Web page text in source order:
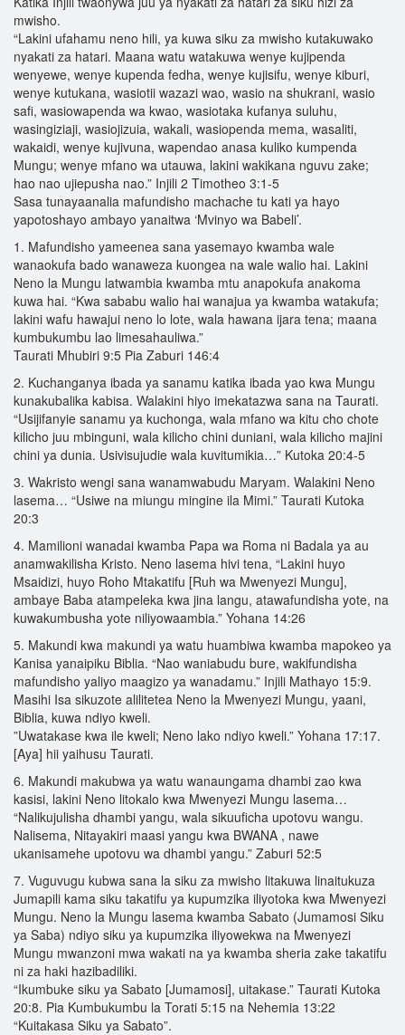
mwisho.
“Lakini ufahamu neno hili, ya kuwa siku za mwisho kutakuwako
nyakati za hatari. Maana watu watakuwa wenye kujipenda
wenyewe, wenye kupenda fedha, wenye kujisifu, wenye kiburi,
wenye kutukana, wasiotii wazazi wao, wasio na shukrani, wasio
safi, wasiowapenda wa kwao, wasiotaka kufanya suluhu,
wasingiziaji, wasiojizuia, wakali, wasiopenda mema, wasaliti,
wakaidi, wenye kujivuna, wapendao anasa kuliko kumpenda
Mungu; wenye mfano wa utauwa, lakini wakikana nguvu zake;
hao nao ujiepusha nao.” Injili 2 Timotheo 3:1-5
Sasa tunayaanalia mafundisho machache tu kati ya hayo
yapotoshayo ambayo yanaitwa ‘Mvinyo wa Babeli’.
1. Mafundisho yameenea sana yasemayo kwamba wale
wanaokufa bado wanaweza kuongea na wale walio hai. Lakini
Neno la Mungu latwambia kwamba mtu anapokufa anakoma
kuwa hai. “Kwa sababu walio hai wanajua ya kwamba watakufa;
lakini wafu hawajui neno lo lote, wala hawana ijara tena; maana
kumbukumbu lao limesahauliwa.”
Taurati Mhubiri 9:5 Pia Zaburi 146:4
2. Kuchanganya ibada ya sanamu katika ibada yao kwa Mungu
kunakubalika kabisa. Walakini hiyo imekatazwa sana na Taurati.
“Usijifanyie sanamu ya kuchonga, wala mfano wa kitu cho chote
kilicho juu mbinguni, wala kilicho chini duniani, wala kilicho majini
chini ya dunia. Usivisujudie wala kuvitumikia…” Kutoka 20:4-5
3. Wakristo wengi sana wanamwabudu Maryam. Walakini Neno
lasema… “Usiwe na miungu mingine ila Mimi.” Taurati Kutoka
20:3
4. Mamilioni wanadai kwamba Papa wa Roma ni Badala ya au
anamwakilisha Kristo. Neno lasema hivi tena, “Lakini huyo
Msaidizi, huyo Roho Mtakatifu [Ruh wa Mwenyezi Mungu],
ambaye Baba atampeleka kwa jina langu, atawafundisha yote, na
kuwakumbusha yote niliyowaambia.” Yohana 14:26
5. Makundi kwa makundi ya watu huambiwa kwamba mapokeo ya
Kanisa yanaipiku Biblia. “Nao waniabudu bure, wakifundisha
mafundisho yaliyo maagizo ya wanadamu.” Injili Mathayo 15:9.
Masihi Isa sikuzote alilitetea Neno la Mwenyezi Mungu, yaani,
Biblia, kuwa ndiyo kweli.
”Uwatakase kwa ile kweli; Neno lako ndiyo kweli.” Yohana 17:17.
[Aya] hii yaihusu Taurati.
6. Makundi makubwa ya watu wanaungama dhambi zao kwa
kasisi, lakini Neno litokalo kwa Mwenyezi Mungu lasema…
“Nalikujulisha dhambi yangu, wala sikuuficha upotovu wangu.
Nalisema, Nitayakiri maasi yangu kwa BWANA , nawe
ukanisamehe upotovu wa dhambi yangu.” Zaburi 52:5
7. Vuguvugu kubwa sana la siku za mwisho litakuwa linaitukuza
Jumapili kama siku takatifu ya kupumzika iliyotoka kwa Mwenyezi
Mungu. Neno la Mungu lasema kwamba Sabato (Jumamosi Siku
ya Saba) ndiyo siku ya kupumzika iliyowekwa na Mwenyezi
Mungu mwanzoni mwa wakati na ya kwamba sheria zake takatifu
ni za haki hazibadiliki.
“Ikumbuke siku ya Sabato [Jumamosi], uitakase.” Taurati Kutoka
20:8. Pia Kumbukumbu la Torati 5:15 na Nehemia 13:22
“Kuitakasa Siku ya Sabato”.